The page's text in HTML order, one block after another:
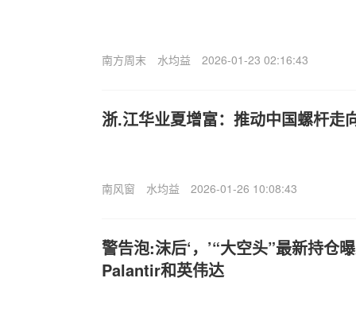
南方周末 水均益 2026-01-23 02:16:43
浙.江华业夏增富：推动中国螺杆走
南风窗 水均益 2026-01-26 10:08:43
警告泡:沫后‘，’“大空头”最新持仓
Palantir和英伟达